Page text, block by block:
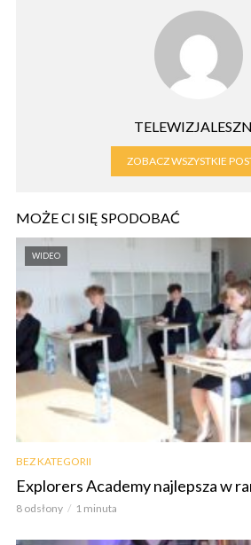
ZOBACZ WSZYSTKIE
MOŻE CI SIĘ SPODOBAĆ
WIDEO
BEZ KATEGORII
Explorers Academy najlepsza w
8 odsłony 1 minuta